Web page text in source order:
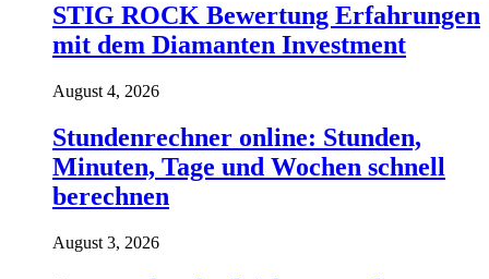
STIG ROCK Bewertung Erfahrungen
mit dem Diamanten Investment
August 4, 2026
Stundenrechner online: Stunden,
Minuten, Tage und Wochen schnell
berechnen
August 3, 2026